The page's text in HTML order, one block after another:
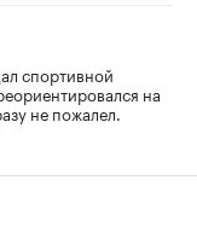
спортивной
на
не пожалел.